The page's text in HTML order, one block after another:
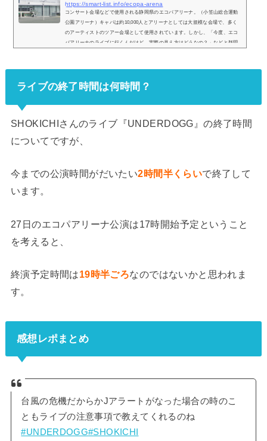
https://smart-list.info/ecopa-arena
コンサート会場などで使用される静岡県のエコパアリーナ。（小笠山総合運動
公園アリーナ）キャパは約10,000人とアリーナとしては大規模な会場で、多く
のアーティストのツアー会場として使用されています。しかし、「今度、エコ
パアリーナのライブに行くんだけど、実際の見え方はどうなの？」などと疑問
パアリ...
ライブの終了時間は何時間？
SHOKICHIさんのライブ『UNDERDOGG』の終了時間
についてですが、
今までの公演時間がだいたい2時間半くらいで終了して
います。
27日のエコパアリーナ公演は17時開始予定ということ
を考えると、
終演予定時間は19時半ごろなのではないかと思われま
す。
感想レポまとめ
台風の危機だからかJアラートがなった場合の時のこ
ともライブの注意事項で教えてくれるのね
#UNDERDOGG#SHOKICHI